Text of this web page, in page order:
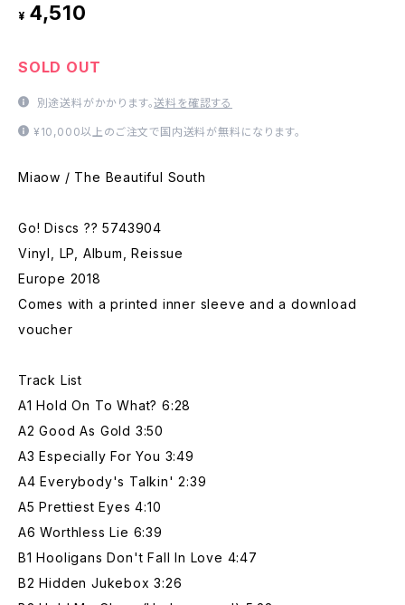
¥ 4,510
SOLD OUT
別途送料がかかります。送料を確認する
¥10,000以上のご注文で国内送料が無料になります。
Miaow / The Beautiful South
Go! Discs ?? 5743904
Vinyl, LP, Album, Reissue
Europe 2018
Comes with a printed inner sleeve and a download
voucher
Track List
A1 Hold On To What? 6:28
A2 Good As Gold 3:50
A3 Especially For You 3:49
A4 Everybody's Talkin' 2:39
A5 Prettiest Eyes 4:10
A6 Worthless Lie 6:39
B1 Hooligans Don't Fall In Love 4:47
B2 Hidden Jukebox 3:26